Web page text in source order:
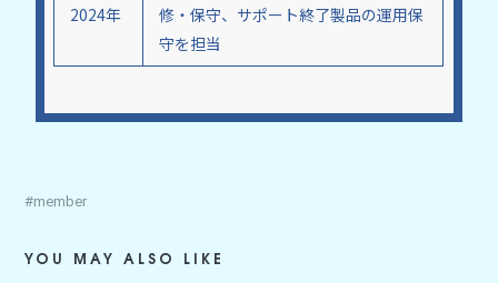
2024年
修・保守、サポート終了製品の運用保
守を担当
member
YOU MAY ALSO LIKE